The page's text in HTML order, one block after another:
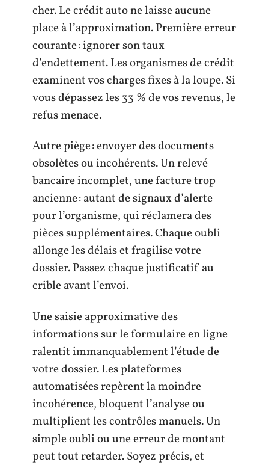
cher. Le crédit auto ne laisse aucune
place à l’approximation. Première erreur
courante : ignorer son taux
d’endettement. Les organismes de crédit
examinent vos charges fixes à la loupe. Si
vous dépassez les 33 % de vos revenus, le
refus menace.
Autre piège : envoyer des documents
obsolètes ou incohérents. Un relevé
bancaire incomplet, une facture trop
ancienne : autant de signaux d’alerte
pour l’organisme, qui réclamera des
pièces supplémentaires. Chaque oubli
allonge les délais et fragilise votre
dossier. Passez chaque justificatif au
crible avant l’envoi.
Une saisie approximative des
informations sur le formulaire en ligne
ralentit immanquablement l’étude de
votre dossier. Les plateformes
automatisées repèrent la moindre
incohérence, bloquent l’analyse ou
multiplient les contrôles manuels. Un
simple oubli ou une erreur de montant
peut tout retarder. Soyez précis, et